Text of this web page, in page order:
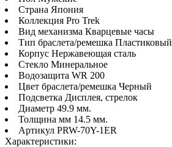
Страна Япония
Коллекция Pro Trek
Вид механизма Кварцевые часы
Тип браслета/ремешка Пластиковый
Корпус Нержавеющая сталь
Стекло Минеральное
Водозащита WR 200
Цвет браслета/ремешка Черный
Подсветка Дисплея, стрелок
Диаметр 49.9 мм.
Толщина мм 14.5 мм.
Артикул PRW-70Y-1ER
Характеристики: